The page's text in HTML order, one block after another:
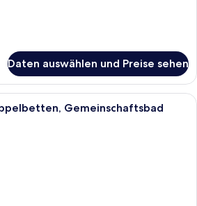
Daten auswählen und Preise sehen
Ein ordentlich bezogenes Bett mit
Gemeinschaftsbad